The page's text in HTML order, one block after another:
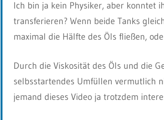
Ich bin ja kein Physiker, aber konntet
transferieren? Wenn beide Tanks
maximal die Hälfte des Öls fließen,
Durch die Viskosität des Öls und die
selbsstartendes Umfüllen vermutlich
jemand dieses Video ja trotzdem